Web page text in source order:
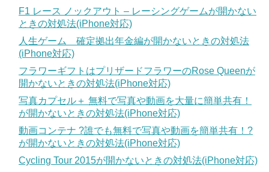
F1 レース ノックアウト – レーシングゲームが開かない
ときの対処法(iPhone対応)
人生ゲーム 確定拠出年金編が開かないときの対処法
(iPhone対応)
フラワーギフトはプリザードフラワーのRose Queenが
開かないときの対処法(iPhone対応)
写真カプセル＋ 無料で写真や動画を大量に簡単共有！
が開かないときの対処法(iPhone対応)
動画コンテナ ?誰でも無料で写真や動画を簡単共有！?
が開かないときの対処法(iPhone対応)
Cycling Tour 2015が開かないときの対処法(iPhone対応)